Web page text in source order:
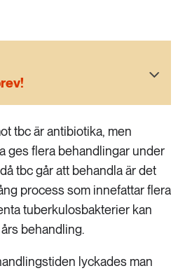
tbc är antibiotika, men
ges flera behandlingar under
tbc går att behandla är det
process som innefattar flera
tuberkulosbakterier kan
behandling.
lyckades man